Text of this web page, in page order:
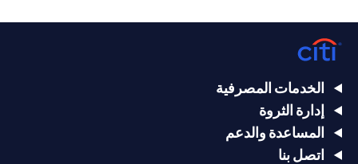
الخدمات المصرفية
إدارة الثروة
المساعدة والدعم
اتصل بنا